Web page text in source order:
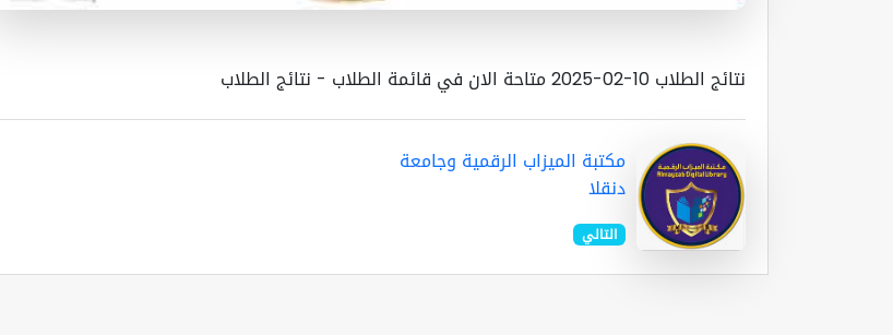
نتائج الطلاب 10-02-2025 متاحة الان في قائمة الطلاب - نتائج الطلاب
مكتبة الميزاب الرقمية وجامعة
دنقلا
التالي